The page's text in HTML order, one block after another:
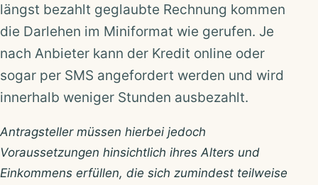
längst bezahlt geglaubte Rechnung kommen
die Darlehen im Miniformat wie gerufen. Je
nach Anbieter kann der Kredit online oder
sogar per SMS angefordert werden und wird
innerhalb weniger Stunden ausbezahlt.
Antragsteller müssen hierbei jedoch
Voraussetzungen hinsichtlich ihres Alters und
Einkommens erfüllen, die sich zumindest teilweise